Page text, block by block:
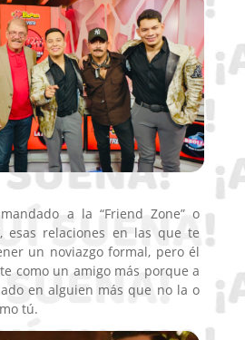
a la “Friend Zone” o
esas relaciones en las que te
un noviazgo formal, pero él
como un amigo más porque a
en alguien más que no la o
tú.